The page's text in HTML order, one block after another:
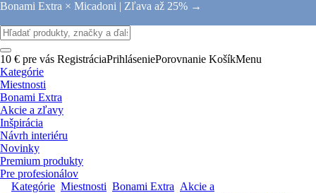
Bonami Extra × Micadoni | Zľava až 25% →
10 € pre vás RegistráciaPrihláseniePorovnanie KošíkMenu
Kategórie
Miestnosti
Bonami Extra
Akcie a zľavy
Inšpirácia
Návrh interiéru
Novinky
Premium produkty
Pre profesionálov
Kategórie Miestnosti Bonami Extra Akcie a